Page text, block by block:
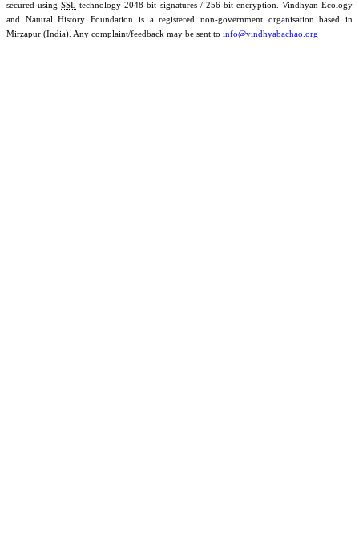
secured usingSSL technology 2048 bit signatures / 256-bit encryption. Vindhyan Ecology
and Natural History Foundation is a registered non-government organisation based in
Mirzapur (India). Any complaint/feedback may be sent to info@vindhyabachao.org